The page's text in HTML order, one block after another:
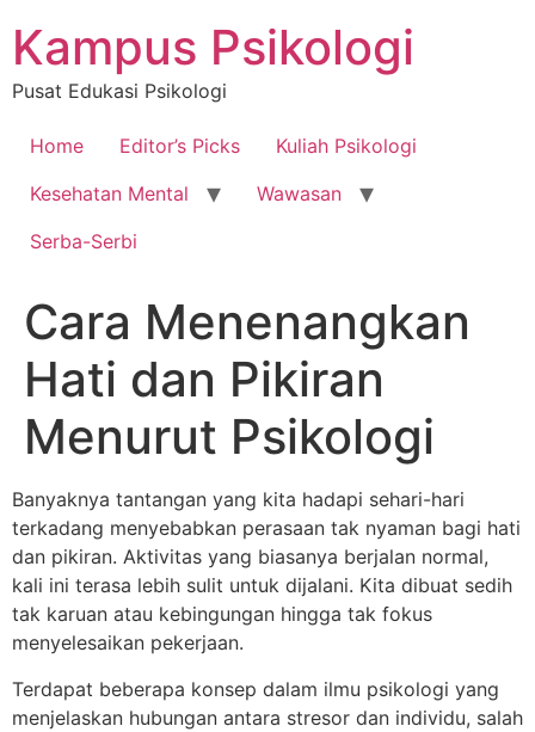
content
Kampus Psikologi
Pusat Edukasi Psikologi
Home Editor’s Picks
Kuliah Psikologi
Kesehatan Mental
Wawasan
Serba-Serbi
Cara Menenangkan
Hati dan Pikiran
Menurut Psikologi
Banyaknya tantangan yang kita hadapi sehari-hari
terkadang menyebabkan perasaan tak nyaman bagi hati
dan pikiran. Aktivitas yang biasanya berjalan normal,
kali ini terasa lebih sulit untuk dijalani. Kita dibuat sedih
tak karuan atau kebingungan hingga tak fokus
menyelesaikan pekerjaan.
Terdapat beberapa konsep dalam ilmu psikologi yang
menjelaskan hubungan antara stresor dan individu, salah